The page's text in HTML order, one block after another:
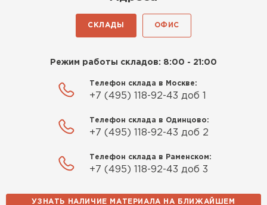
СКЛАДЫ ОФИС
Режим работы складов: 8:00 - 21:00
Телефон склада в Москве:
+7 (495) 118-92-43 доб 1
Телефон склада в Одинцово:
+7 (495) 118-92-43 доб 2
Телефон склада в Раменском:
+7 (495) 118-92-43 доб 3
УЗНАТЬ НАЛИЧИЕ МАТЕРИАЛА НА БЛИЖАЙШЕМ